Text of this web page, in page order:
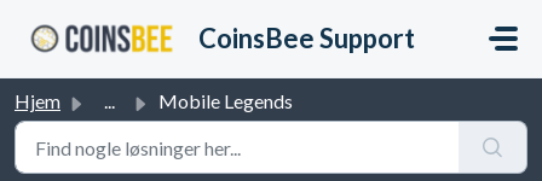
CoinsBee Support
Hjem ... Mobile Legends